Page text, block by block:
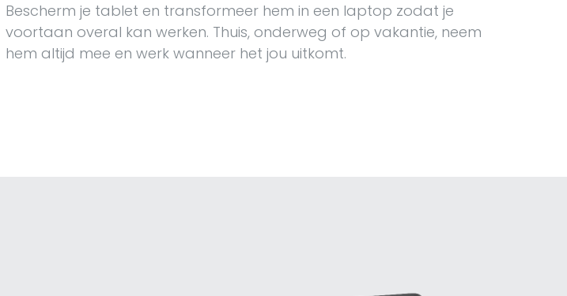
Bescherm je tablet en transformeer hem in een laptop zodat je
voortaan overal kan werken. Thuis, onderweg of op vakantie, neem
hem altijd mee en werk wanneer het jou uitkomt.